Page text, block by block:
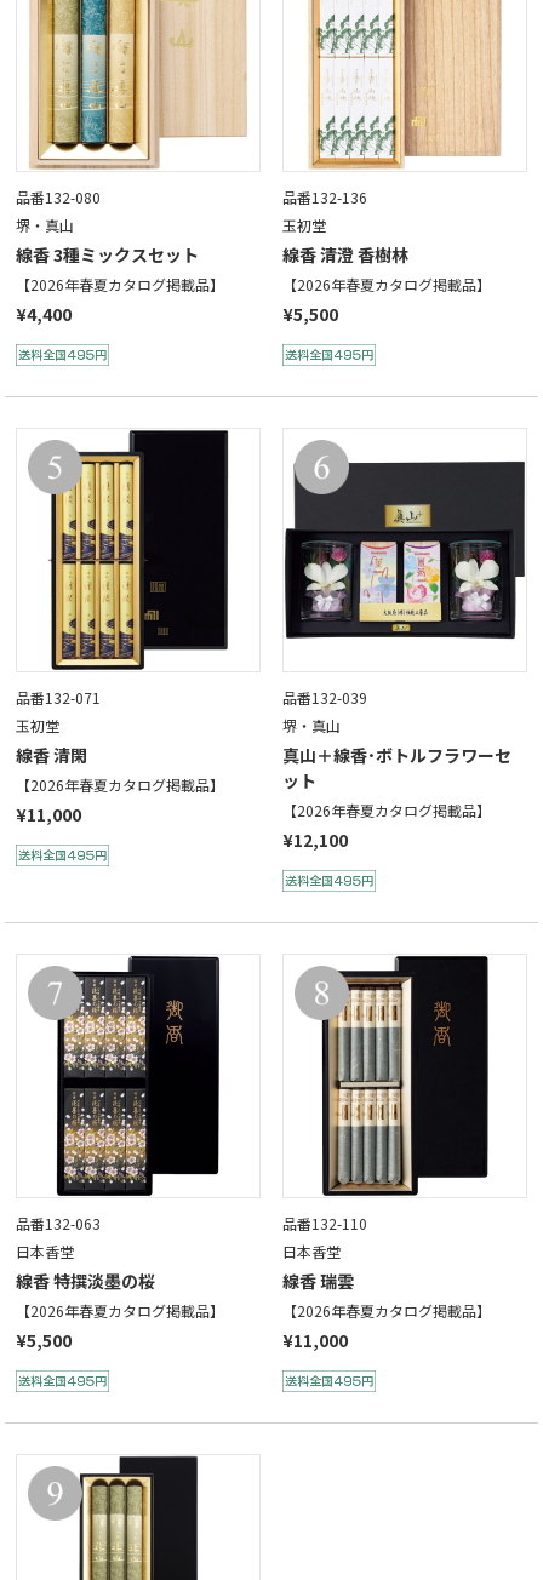
品番132-080
堺・真山
線香 3種ミックスセット
【2026年春夏カタログ掲載品】
¥4,400
品番132-136
玉初堂
線香 清澄 香樹林
【2026年春夏カタログ掲載品】
¥5,500
品番132-071
玉初堂
線香 清閑
【2026年春夏カタログ掲載品】
¥11,000
品番132-039
堺・真山
真山＋線香･ボトルフラワーセ
ット
【2026年春夏カタログ掲載品】
¥12,100
品番132-063
日本香堂
線香 特撰淡墨の桜
【2026年春夏カタログ掲載品】
¥5,500
品番132-110
日本香堂
線香 瑞雲
【2026年春夏カタログ掲載品】
¥11,000